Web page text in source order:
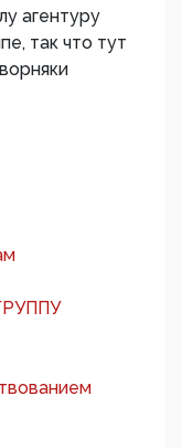
агентуру
так что тут